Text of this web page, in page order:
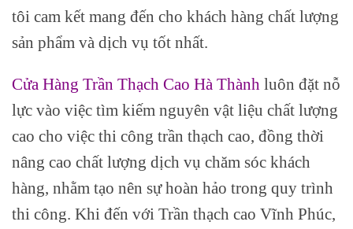
tôi cam kết mang đến cho khách hàng chất lượng
sản phẩm và dịch vụ tốt nhất.
Cửa Hàng Trần Thạch Cao Hà Thành luôn đặt nỗ
lực vào việc tìm kiếm nguyên vật liệu chất lượng
cao cho việc thi công trần thạch cao, đồng thời
nâng cao chất lượng dịch vụ chăm sóc khách
hàng, nhằm tạo nên sự hoàn hảo trong quy trình
thi công. Khi đến với Trần thạch cao Vĩnh Phúc,